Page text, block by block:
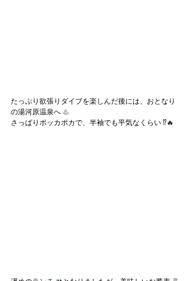
たっぷり欲張りダイブを楽しんだ後には、おとなり
の湯河原温泉へ ♨️
さっぱりポッカポカで、半袖でも平気なくらい ⁉🔥